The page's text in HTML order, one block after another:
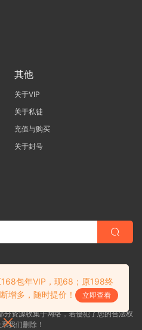
其他
关于VIP
关于私徒
充值与购买
关于封号
资源收集于网络，若侵犯了您的合法权
我们删除！
包年VIP，现68；原198终
增多，随时提价！
立即查看